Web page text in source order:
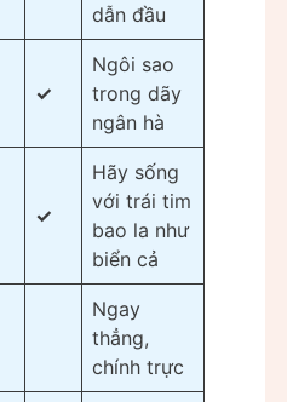
dẫn đầu
✓
Ngôi sao
trong dãy
ngân hà
✓
Hãy sống
với trái tim
bao la như
biển cả
Ngay
thẳng,
chính trực